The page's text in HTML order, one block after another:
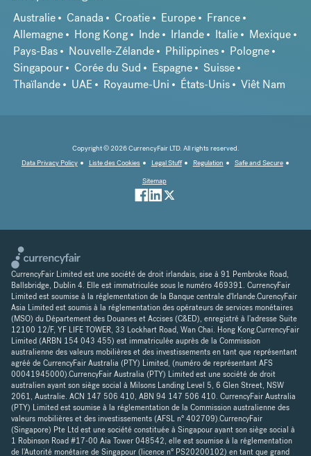
Australie
Canada Croatie Europe
France
Allemagne
Hong Kong Inde Irlande Italie
Mexique
Pays-Bas
Nouvelle-Zélande Philippines
Pologne
Singapour
Corée du Sud Espagne
Suisse
Thaïlande
UAE Royaume-Uni États-Unis Viêt Nam
Copyright © 2026 CurrencyFair LTD. All rights reserved.
Data Privacy Policy
Liste des Cookies Legal Stuff Regulation
Safe and Secure
Sitemap
CurrencyFair Limited est une société de droit irlandais, sise à 91 Pembroke Road,
Ballsbridge, Dublin 4. Elle est immatriculée sous le numéro 469391. CurrencyFair
Limited est soumise à la réglementation de la Banque centrale d'Irlande.CurencyFair
Asia Limited est soumis à la réglementation des opérateurs de services monétaires
(MSO) du Département des Douanes et Accises (C&ED), enregistré à l'adresse Suite
12100 12/F, YF LIFE TOWER, 33 Lockhart Road, Wan Chai. Hong Kong.CurrencyFair
Limited (ARBN 154 043 455) est immatriculée auprès de la Commission
australienne des valeurs mobilières et des investissements en tant que représentant
agréé de CurrencyFair Australia (PTY) Limited, (numéro de représentant AFS
00041945000).CurrencyFair Australia (PTY) Limited est une société de droit
australien ayant son siège social à Milsons Landing Level 5, 6 Glen Street, NSW
2061, Australie. ACN 147 506 410, ABN 94 147 506 410. CurrencyFair Australia
(PTY) Limited est soumise à la réglementation de la Commission australienne des
valeurs mobilières et des investissements (AFSL n° 402709).CurrencyFair
(Singapore) Pte Ltd est une société constituée à Singapour ayant son siège social à
1 Robinson Road #17-00 Aia Tower 048542, elle est soumise à la réglementation
de l'Autorité monétaire de Singapour (licence n° PS20200102) en tant que grand